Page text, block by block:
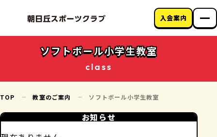
朝日丘スポーツク
ラブについて
教室のご案内
アクセス
お問い合わせ
入会案内
ソフトボール小学生教室
class
TOP 教室のご案内 ソフトボール小学生教室
お知らせ